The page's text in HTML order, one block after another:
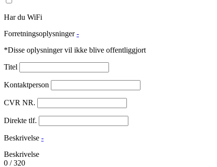
Har du WiFi
Forretningsoplysninger -
*Disse oplysninger vil ikke blive offentliggjort
Titel
Kontaktperson
CVR NR.
Direkte tlf.
Beskrivelse -
Beskrivelse
0 /320